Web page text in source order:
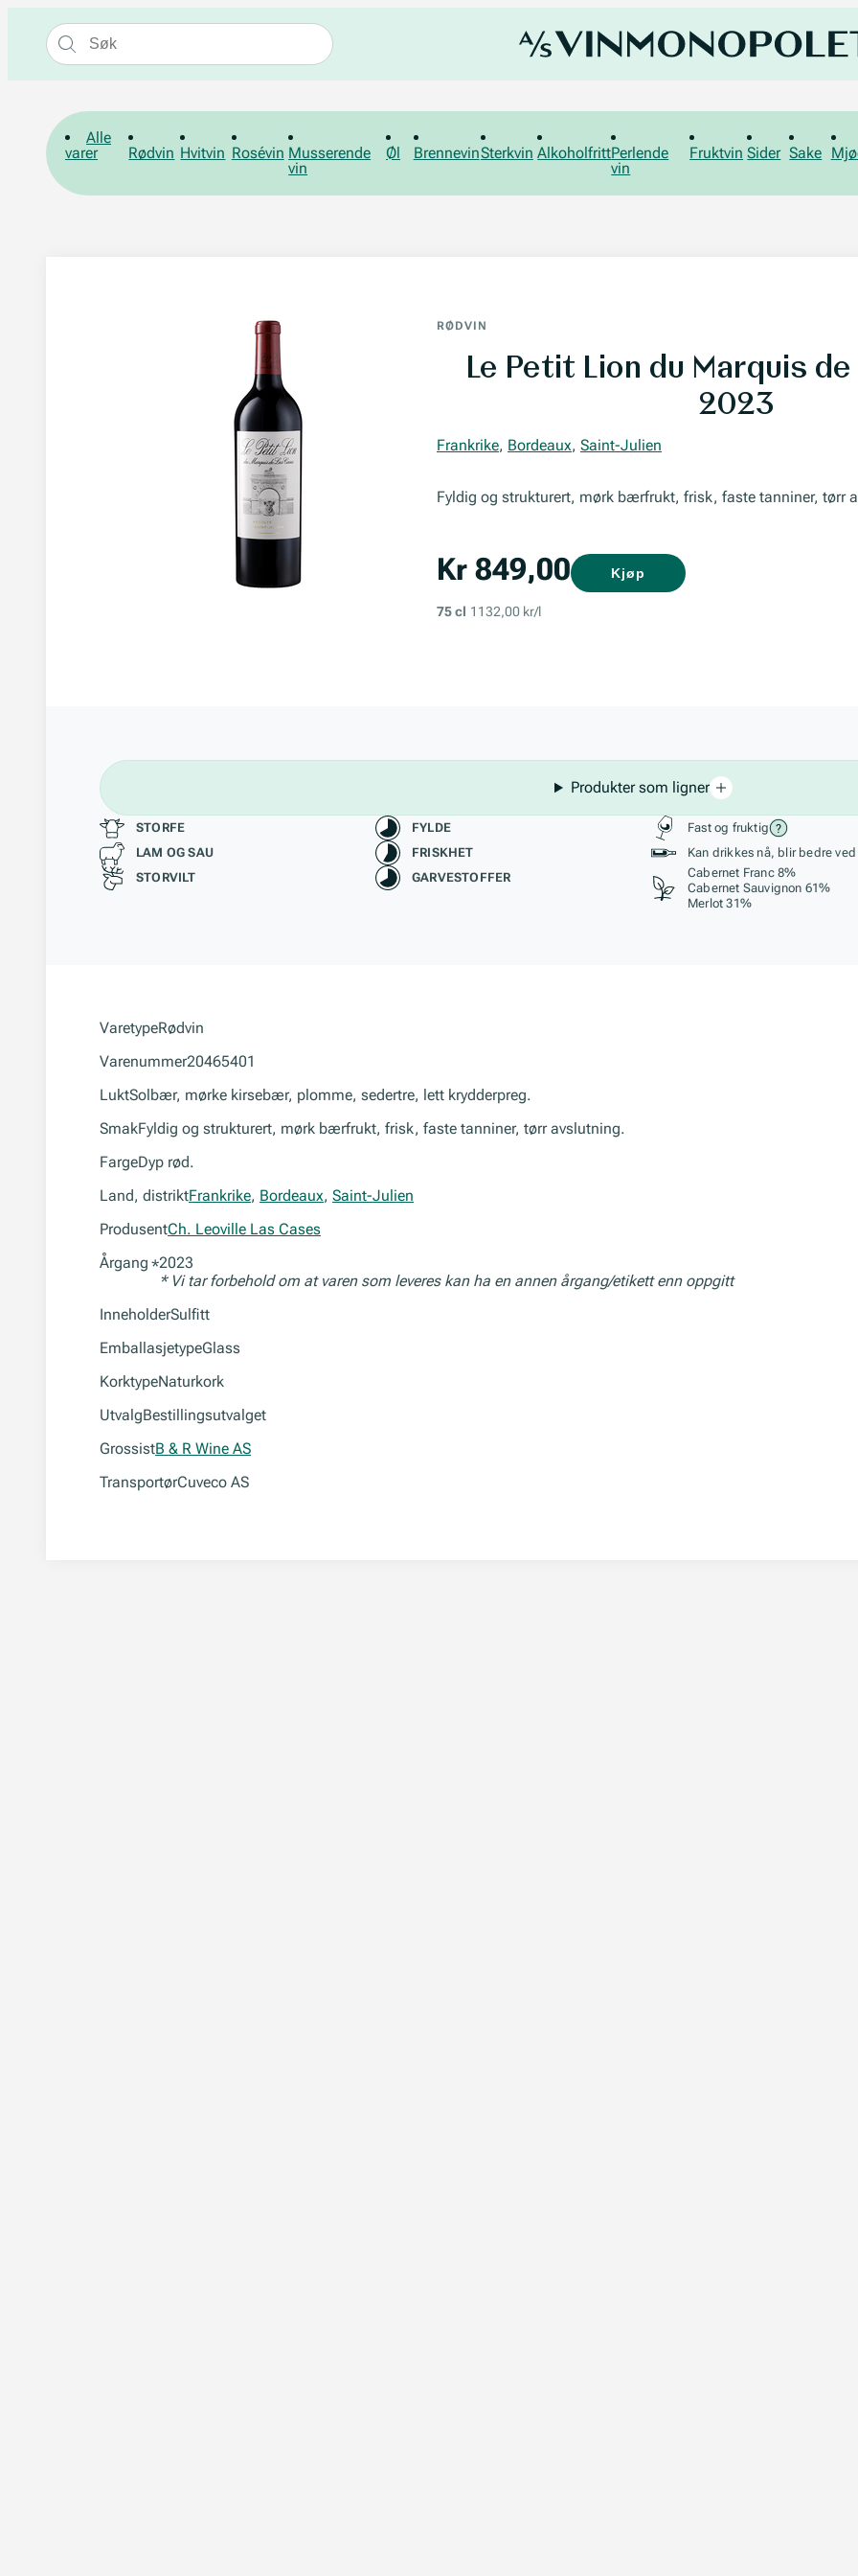
Alle
varer
Rødvin Hvitvin Rosévin Musserende
vin
Øl BrennevinSterkvin AlkoholfrittPerlende
vin
Fruktvin Sider Sake
RØDVIN
Le Petit Lion du Marquis
2023
Frankrike, Bordeaux, Saint-Julien
Fyldig og strukturert, mørk bærfrukt, frisk, faste tanniner, tørr
Kr 849,00
75 cl 1132,00 kr/l
Kjøp
Produkter som ligner
Passer til
STORFE
LAM OG SAU
STORVILT
Karakteristikk
FYLDE
FRISKHET
GARVESTOFFER
Stil, lagring og
Fast og fruktig
Kan drikkes nå, blir bedre
Cabernet Franc 8%
Cabernet Sauvignon 61%
Merlot 31%
VaretypeRødvin
Varenummer20465401
LuktSolbær, mørke kirsebær, plomme, sedertre, lett krydderpreg.
SmakFyldig og strukturert, mørk bærfrukt, frisk, faste tanniner, tørr avslutning.
FargeDyp rød.
Land, distriktFrankrike, Bordeaux, Saint-Julien
ProdusentCh. Leoville Las Cases
Årgang *2023
* Vi tar forbehold om at varen som leveres kan ha en annen årgang/etikett enn oppgitt
InneholderSulfitt
EmballasjetypeGlass
KorktypeNaturkork
UtvalgBestillingsutvalget
GrossistB & R Wine AS
TransportørCuveco AS